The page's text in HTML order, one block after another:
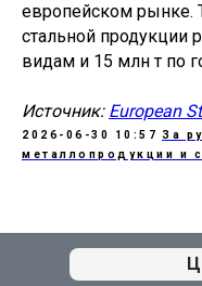
европейском рынке.
стальной продукции
видам и 15 млн т по
Источник: European
2026-06-30 10:57 За
металлопродукции и